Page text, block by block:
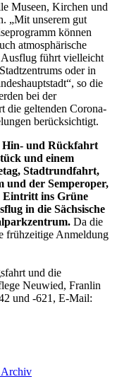
Museen, Kirchen und
„Mit unserem gut
können
atmosphärische
Ausflug führt vielleicht
oder in
so die
bei der
die geltenden Corona-
berücksichtigt.
Hin- und Rückfahrt
und einem
Stadtrundfahrt,
und der Semperoper,
Eintritt ins Grüne
in die Sächsische
Da die
frühzeitige Anmeldung
und die
Neuwied, Franlin
und -621, E-Mail: